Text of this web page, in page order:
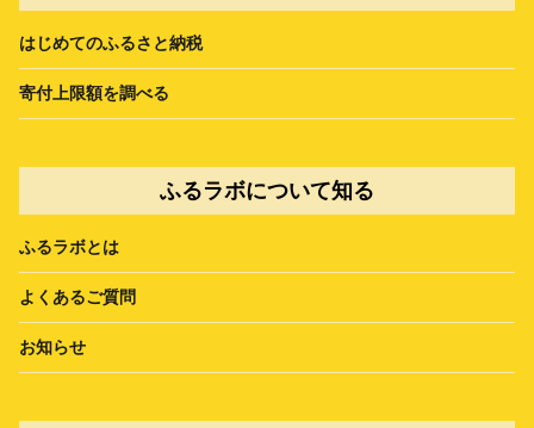
はじめてのふるさと納税
寄付上限額を調べる
ふるラボについて知る
ふるラボとは
よくあるご質問
お知らせ